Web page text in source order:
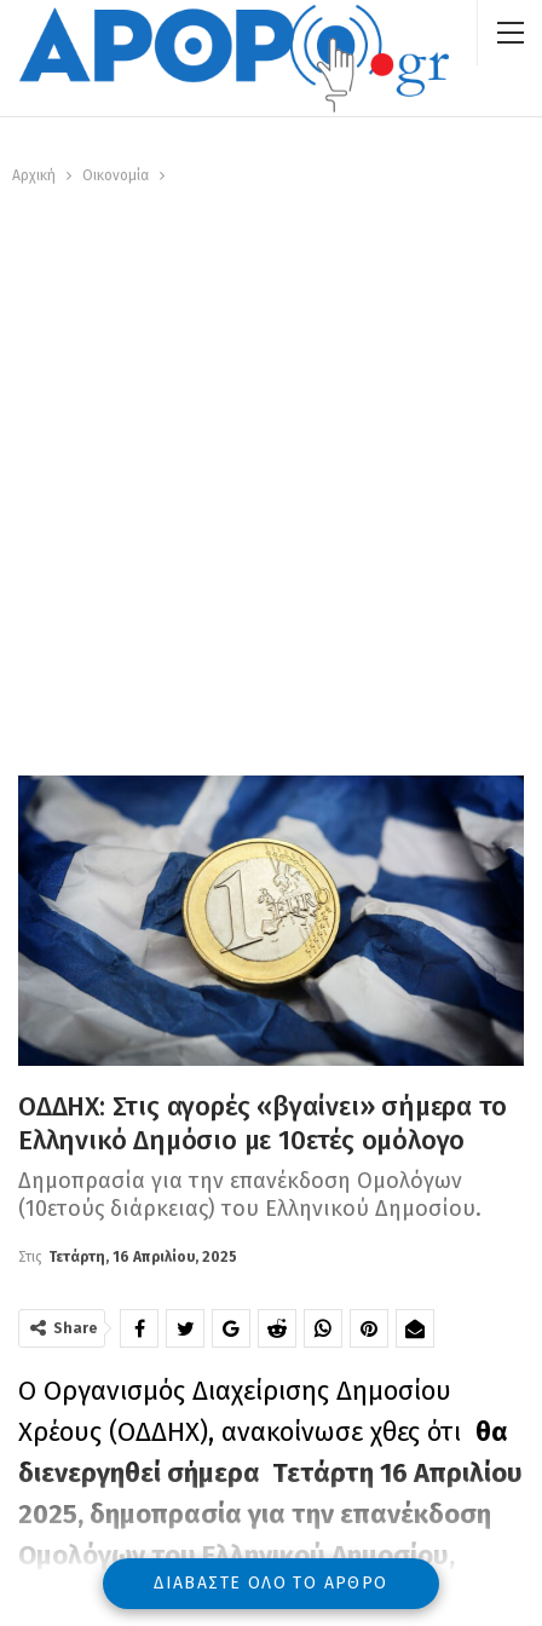
Αρχική Οικονομία
ΟΔΔΗΧ: Στις αγορές «βγαίνει» σήμερα το
Ελληνικό Δημόσιο με 10ετές ομόλογο
Δημοπρασία για την επανέκδοση Ομολόγων
(10ετούς διάρκειας) του Ελληνικού Δημοσίου.
Στις Τετάρτη, 16 Απριλίου, 2025
Share
Ο Οργανισμός Διαχείρισης Δημοσίου
Χρέους (ΟΔΔΗΧ), ανακοίνωσε χθες ότι θα
διενεργηθεί σήμερα Τετάρτη 16 Απριλίου
2025, δημοπρασία για την επανέκδοση
Ομολόγων του Ελληνικού Δημοσίου,
σταθερού επιτοκίου 3,375%,λήξης 15
ΔΙΑΒΆΣΤΕ ΌΛΟ ΤΟ ΆΡΘΡΟ